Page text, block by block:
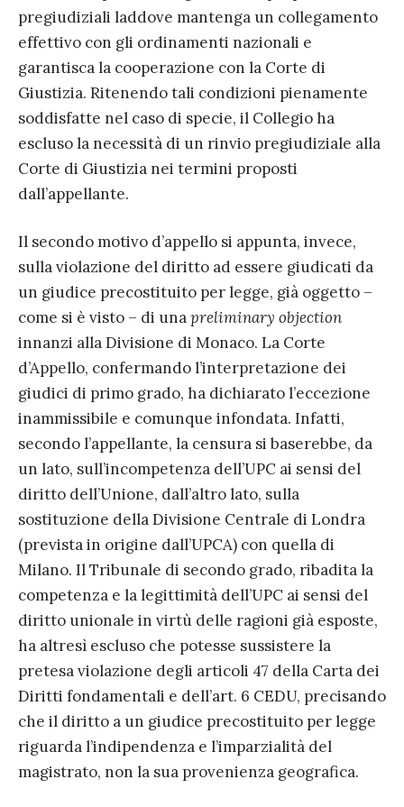
pregiudiziali laddove mantenga un collegamento
effettivo con gli ordinamenti nazionali e
garantisca la cooperazione con la Corte di
Giustizia. Ritenendo tali condizioni pienamente
soddisfatte nel caso di specie, il Collegio ha
escluso la necessità di un rinvio pregiudiziale alla
Corte di Giustizia nei termini proposti
dall’appellante.
Il secondo motivo d’appello si appunta, invece,
sulla violazione del diritto ad essere giudicati da
un giudice precostituito per legge, già oggetto –
come si è visto – di unapreliminary objection
innanzi alla Divisione di Monaco. La Corte
d’Appello, confermando l’interpretazione dei
giudici di primo grado, ha dichiarato l’eccezione
inammissibile e comunque infondata. Infatti,
secondo l’appellante, la censura si baserebbe, da
un lato, sull’incompetenza dell’UPC ai sensi del
diritto dell’Unione, dall’altro lato, sulla
sostituzione della Divisione Centrale di Londra
(prevista in origine dall’UPCA) con quella di
Milano. Il Tribunale di secondo grado, ribadita la
competenza e la legittimità dell’UPC ai sensi del
diritto unionale in virtù delle ragioni già esposte,
ha altresì escluso che potesse sussistere la
pretesa violazione degli articoli 47 della Carta dei
Diritti fondamentali e dell’art. 6 CEDU, precisando
che il diritto a un giudice precostituito per legge
riguarda l’indipendenza e l’imparzialità del
magistrato, non la sua provenienza geografica.